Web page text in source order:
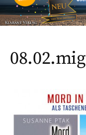
08.02.mig